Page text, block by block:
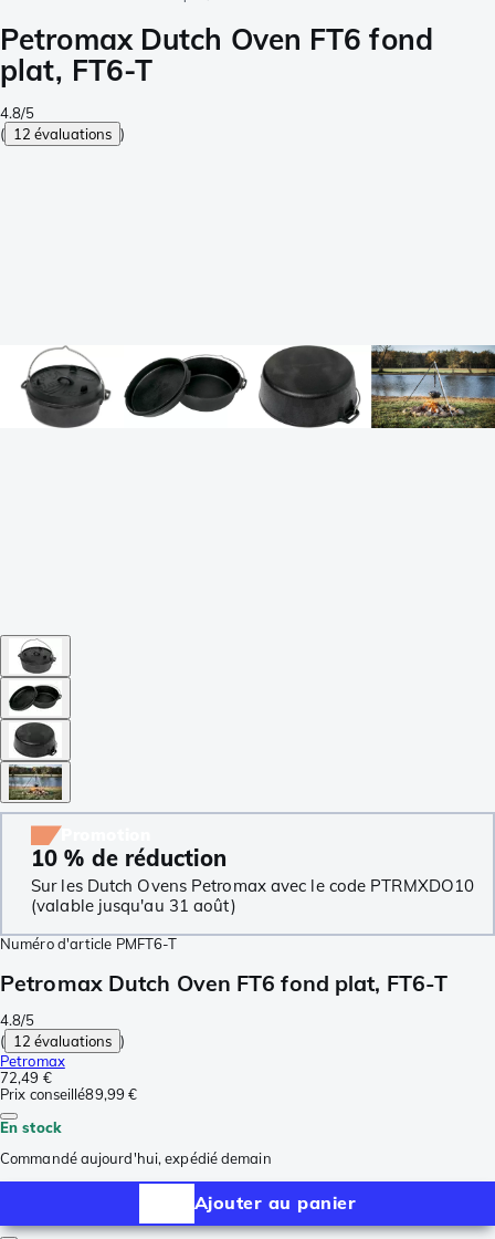
Petromax Dutch Oven FT6 fond
plat, FT6-T
4.8/5
( 12 évaluations )
10 % de réduction
Sur les Dutch Ovens Petromax avec le code PTRMXDO10
(valable jusqu'au 31 août)
Numéro d'article PMFT6-T
Petromax Dutch Oven FT6 fond plat, FT6-T
4.8/5
( 12 évaluations )
Petromax
72,49 €
Prix conseillé89,99 €
En stock
Commandé aujourd'hui, expédié demain
Ajouter au panier